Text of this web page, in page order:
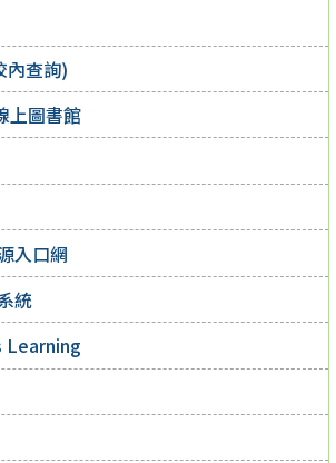
內查詢)
上圖書館
入口網
統
Learning